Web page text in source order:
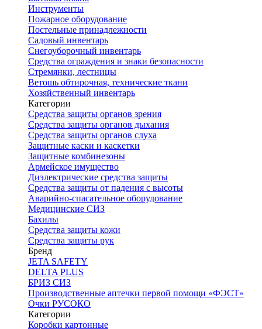
Инструменты
Пожарное оборудование
Постельные принадлежности
Садовый инвентарь
Снегоуборочный инвентарь
Средства ограждения и знаки безопасности
Стремянки, лестницы
Ветошь обтирочная, технические ткани
Хозяйственный инвентарь
Категории
Средства защиты органов зрения
Средства защиты органов дыхания
Средства защиты органов слуха
Защитные каски и каскетки
Защитные комбинезоны
Армейское имущество
Диэлектрические средства защиты
Средства защиты от падения с высоты
Аварийно-спасательное оборудование
Медицинские СИЗ
Бахилы
Средства защиты кожи
Средства защиты рук
Бренд
JETA SAFETY
DELTA PLUS
БРИЗ СИЗ
Производственные аптечки первой помощи «ФЭСТ»
Очки РУСОКО
Категории
Коробки картонные